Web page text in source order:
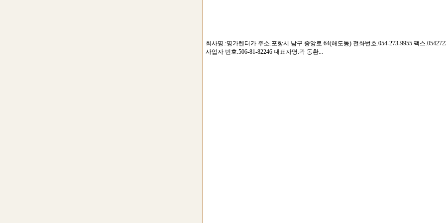
회사명.:명가렌터카 주소.포항시 남구 중앙로 64(해도동) 전화번호.054-273-9955 팩스
사업자 번호.506-81-82246 대표자명:곽 동환...